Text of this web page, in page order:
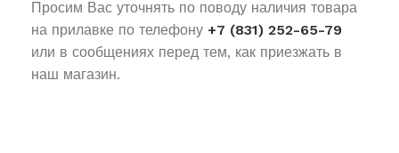
Просим Вас уточнять по поводу наличия товара
на прилавке по телефону +7 (831) 252-65-79
или в сообщениях перед тем, как приезжать в
наш магазин.